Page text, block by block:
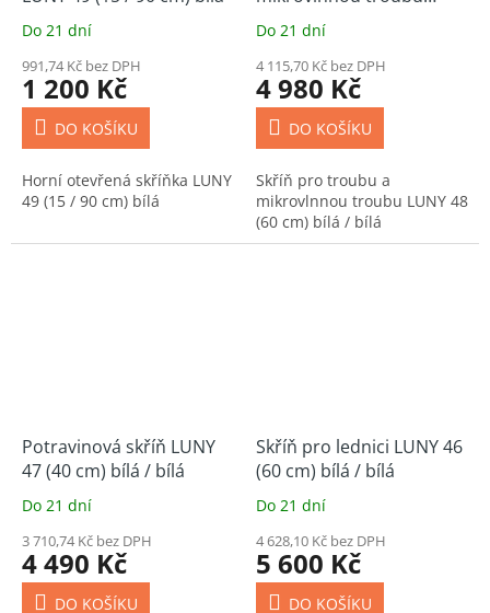
Do 21 dní
991,74 Kč bez DPH
1 200 Kč
DO KOŠÍKU
Horní otevřená skříňka LUNY
49 (15 / 90 cm) bílá
LUNY 48 (60 cm) bílá / bílá
Do 21 dní
4 115,70 Kč bez DPH
4 980 Kč
DO KOŠÍKU
Skříň pro troubu a
mikrovlnnou troubu LUNY 48
(60 cm) bílá / bílá
Potravinová skříň LUNY
47 (40 cm) bílá / bílá
Do 21 dní
3 710,74 Kč bez DPH
4 490 Kč
DO KOŠÍKU
Skříň pro lednici LUNY 46
(60 cm) bílá / bílá
Do 21 dní
4 628,10 Kč bez DPH
5 600 Kč
DO KOŠÍKU